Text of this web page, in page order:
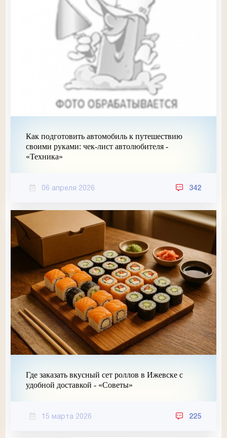
Как подготовить автомобиль к путешествию
своими руками: чек-лист автолюбителя -
«Техника»
06 апреля 2026 342
Где заказать вкусный сет роллов в Ижевске с
удобной доставкой - «Советы»
15 марта 2026 225